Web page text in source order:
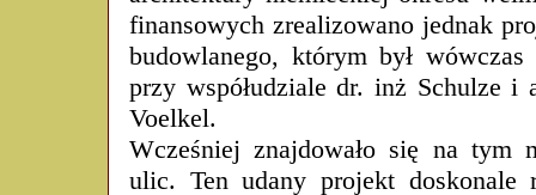
finansowych zrealizowano jednak
budowlanego, którym był
przy współudziale dr. inż Schulze i
Voelkel.
Wcześniej znajdowało się na tym
ulic. Ten udany projekt doskonale